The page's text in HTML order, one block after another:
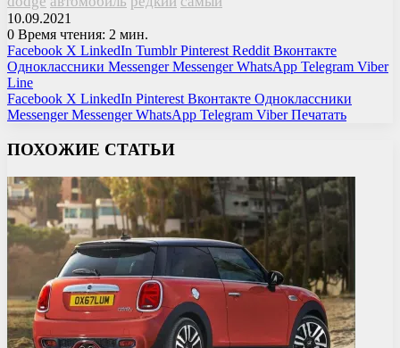
10.09.2021
0 Время чтения: 2 мин.
Facebook X LinkedIn Tumblr Pinterest Reddit Вконтакте
Одноклассники Messenger Messenger WhatsApp Telegram Viber
Line
Facebook X LinkedIn Pinterest Вконтакте Одноклассники
Messenger Messenger WhatsApp Telegram Viber Печатать
ПОХОЖИЕ СТАТЬИ